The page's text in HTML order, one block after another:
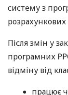
систему з
Після змін у
програмних
відміну від
працює